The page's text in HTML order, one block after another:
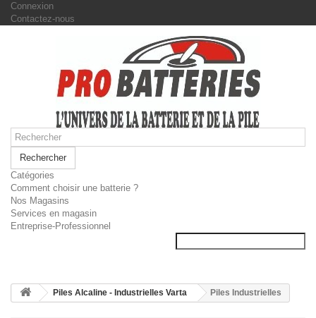
Connexion
Contactez-nous
Rechercher
Catégories
Comment choisir une batterie ?
Nos Magasins
Services en magasin
Entreprise-Professionnel
Piles Alcaline - Industrielles Varta Piles Industrielles